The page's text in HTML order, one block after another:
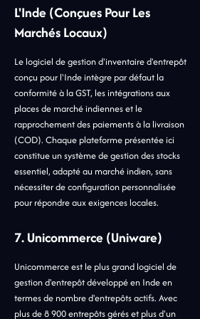
L'Inde (conçues Pour Les
Marchés Locaux)
Le logiciel de gestion d'inventaire d'entrepôt
conçu pour l'Inde intègre par défaut la
conformité à la GST, les intégrations aux
places de marché indiennes et le
rapprochement des paiements à la livraison
(COD). Chaque plateforme présentée ici
constitue un système de gestion des stocks
essentiel, adapté au marché indien, sans
nécessiter de configuration personnalisée
pour répondre aux exigences locales.
7. Unicommerce (Uniware)
Unicommerce est le plus grand logiciel de
gestion d'entrepôt développé en Inde en
termes de nombre d'entrepôts actifs. Avec
plus de 8 900 entrepôts gérés et plus d'un